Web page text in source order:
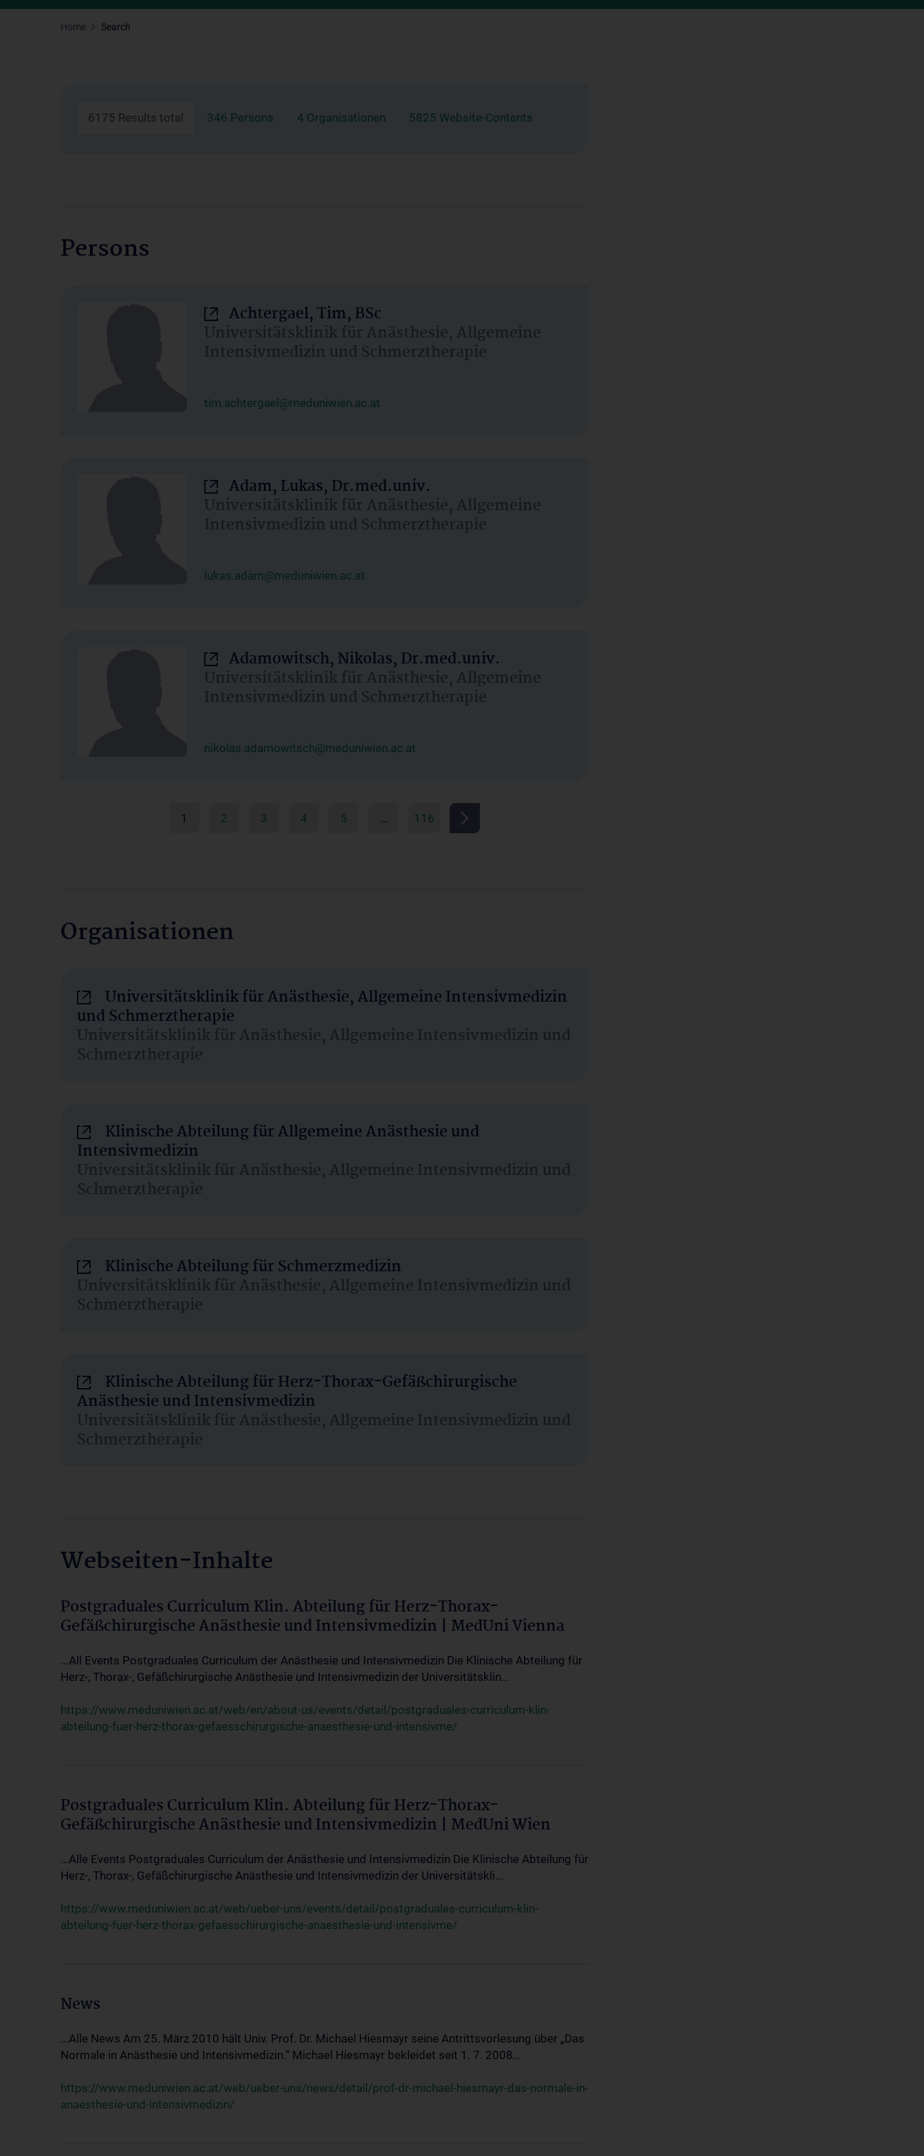
Home Search
6175 Results total 346 Persons 4 Organisationen 5825 Website-Contents
Persons
Achtergael, Tim, BSc
Universitätsklinik für Anästhesie, Allgemeine
Intensivmedizin und Schmerztherapie
tim.achtergael@meduniwien.ac.at
Adam, Lukas, Dr.med.univ.
Universitätsklinik für Anästhesie, Allgemeine
Intensivmedizin und Schmerztherapie
lukas.adam@meduniwien.ac.at
Adamowitsch, Nikolas, Dr.med.univ.
Universitätsklinik für Anästhesie, Allgemeine
Intensivmedizin und Schmerztherapie
nikolas.adamowitsch@meduniwien.ac.at
1 2 3 4 5 … 116
Organisationen
Universitätsklinik für Anästhesie, Allgemeine Intensivmedizin
und Schmerztherapie
Universitätsklinik für Anästhesie, Allgemeine Intensivmedizin und
Schmerztherapie
Klinische Abteilung für Allgemeine Anästhesie und
Intensivmedizin
Universitätsklinik für Anästhesie, Allgemeine Intensivmedizin und
Schmerztherapie
Klinische Abteilung für Schmerzmedizin
Universitätsklinik für Anästhesie, Allgemeine Intensivmedizin und
Schmerztherapie
Klinische Abteilung für Herz-Thorax-Gefäßchirurgische
Anästhesie und Intensivmedizin
Universitätsklinik für Anästhesie, Allgemeine Intensivmedizin und
Schmerztherapie
Webseiten-Inhalte
Postgraduales Curriculum Klin. Abteilung für Herz-Thorax-
Gefäßchirurgische Anästhesie und Intensivmedizin | MedUni Vienna
...All Events Postgraduales Curriculum der Anästhesie und Intensivmedizin Die Klinische Abteilung für
Herz-, Thorax-, Gefäßchirurgische Anästhesie und Intensivmedizin der Universitätsklin...
https://www.meduniwien.ac.at/web/en/about-us/events/detail/postgraduales-curriculum-klin-
abteilung-fuer-herz-thorax-gefaesschirurgische-anaesthesie-und-intensivme/
Postgraduales Curriculum Klin. Abteilung für Herz-Thorax-
Gefäßchirurgische Anästhesie und Intensivmedizin | MedUni Wien
...Alle Events Postgraduales Curriculum der Anästhesie und Intensivmedizin Die Klinische Abteilung für
Herz-, Thorax-, Gefäßchirurgische Anästhesie und Intensivmedizin der Universitätskli...
https://www.meduniwien.ac.at/web/ueber-uns/events/detail/postgraduales-curriculum-klin-
abteilung-fuer-herz-thorax-gefaesschirurgische-anaesthesie-und-intensivme/
News
...Alle News Am 25. März 2010 hält Univ. Prof. Dr. Michael Hiesmayr seine Antrittsvorlesung über „Das
Normale in Anästhesie und Intensivmedizin.“ Michael Hiesmayr bekleidet seit 1. 7. 2008...
https://www.meduniwien.ac.at/web/ueber-uns/news/detail/prof-dr-michael-hiesmayr-das-normale-in-
anaesthesie-und-intensivmedizin/